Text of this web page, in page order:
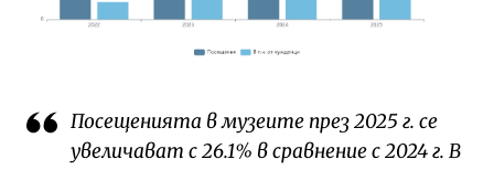
Посещенията в музеите през 2025 г. се
увеличават с 26.1% в сравнение с 2024 г. В